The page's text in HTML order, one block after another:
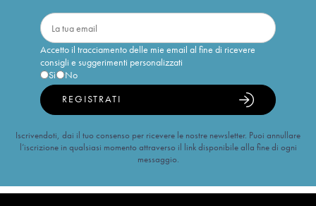
Accetto il tracciamento delle mie email al fine di ricevere
consigli e suggerimenti personalizzati
Sì
No
REGISTRATI
Iscrivendoti, dai il tuo consenso per ricevere le nostre newsletter. Puoi annullare
l’iscrizione in qualsiasi momento attraverso il link disponibile alla fine di ogni
messaggio.